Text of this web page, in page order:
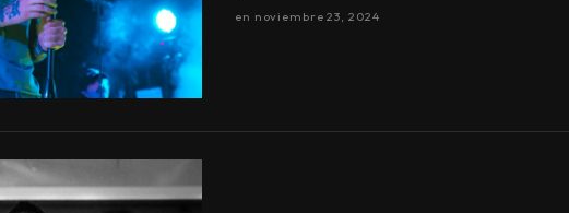
en noviembre 23, 2024